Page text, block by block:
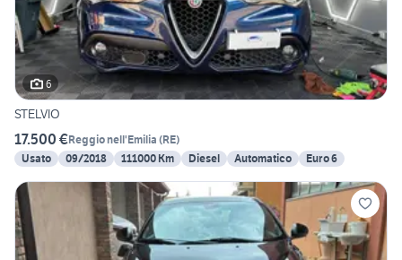
6
STELVIO
17.500 €Reggio nell'Emilia (RE)
Usato
09/2018 111000 Km Diesel Automatico Euro 6